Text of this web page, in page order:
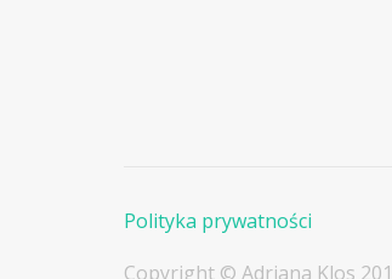
Polityka prywatności
Copyright © Adriana Klos